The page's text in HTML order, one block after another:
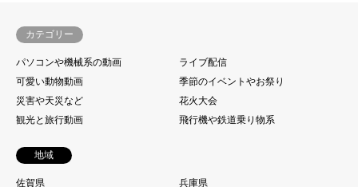
カテゴリー
パソコンや機械系の動画
ライブ配信
可愛い動物動画
季節のイベントやお祭り
災害や天災など
花火大会
観光と旅行動画
飛行機や鉄道乗り物系
地域
佐賀県
兵庫県